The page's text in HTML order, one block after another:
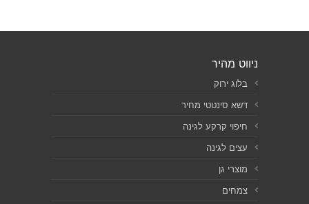
ניווט מהיר
בלוג ירוק
דשא סינטטי מחיר
חיפוי קרקע לגינה
עצים לגינה
מוצרי גן
צמחים